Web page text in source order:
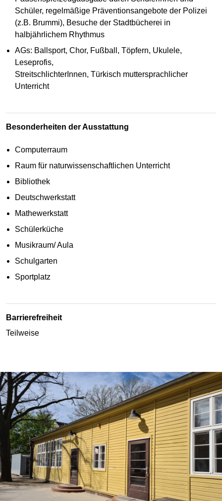
Schüler, regelmäßige Präventionsangebote der Polizei
(z.B. Brummi), Besuche der Stadtbücherei in
halbjährlichem Rhythmus
AGs: Ballsport, Chor, Fußball, Töpfern, Ukulele,
Leseprofis,
StreitschlichterInnen, Türkisch muttersprachlicher
Unterricht
Besonderheiten der Ausstattung
Computerraum
Raum für naturwissenschaftlichen Unterricht
Bibliothek
Deutschwerkstatt
Mathewerkstatt
Schülerküche
Musikraum/ Aula
Schulgarten
Sportplatz
Barrierefreiheit
Teilweise